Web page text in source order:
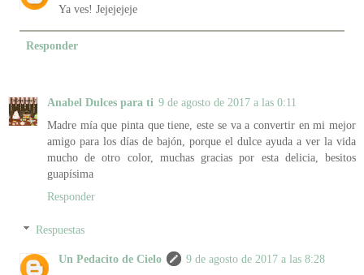
Ya ves! Jejejejeje
Responder
Anabel Dulces para ti 9 de agosto de 2017 a las 0:11
Madre mía que pinta que tiene, este se va a convertir en mi mejor
amigo para los días de bajón, porque el dulce ayuda a ver la vida
mucho de otro color, muchas gracias por esta delicia, besitos
guapísima
Responder
Respuestas
Un Pedacito de Cielo
9 de agosto de 2017 a las 8:28